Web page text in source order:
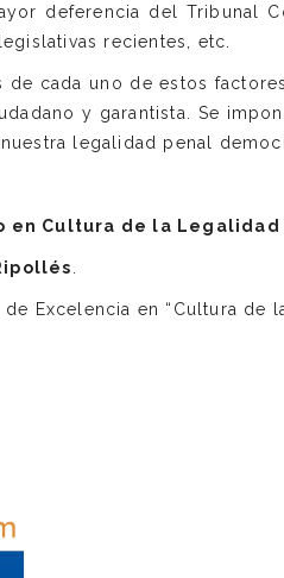
deferencia del Tribunal
recientes, etc.
de cada uno de estos
y garantista. Se
legalidad penal
en Cultura de la Legalidad
de Excelencia en “Cultura de